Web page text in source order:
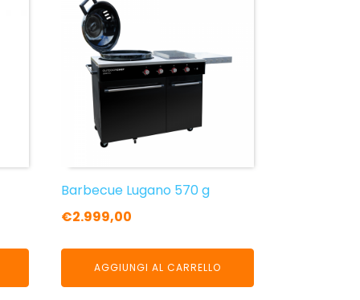
Barbecue Lugano 570 g
€2.999,00
AGGIUNGI AL CARRELLO